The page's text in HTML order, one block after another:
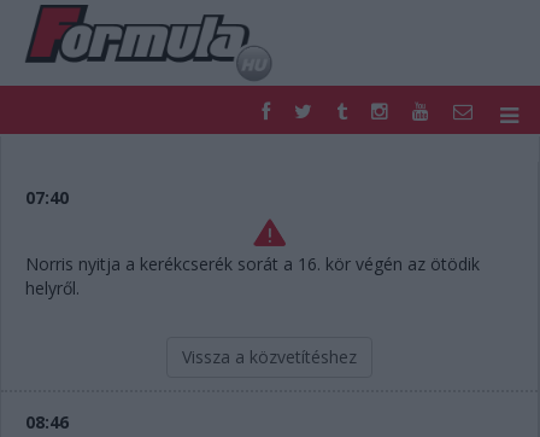
FORMULA
EGYÉB
PODCAST
07:40
Norris nyitja a kerékcserék sorát a 16. kör végén az ötödik
helyről.
Vissza a közvetítéshez
08:46